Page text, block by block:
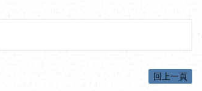
回上一頁